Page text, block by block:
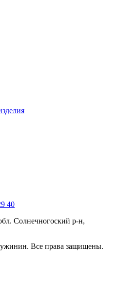
40
Солнечногоский р-н,
Все права защищены.